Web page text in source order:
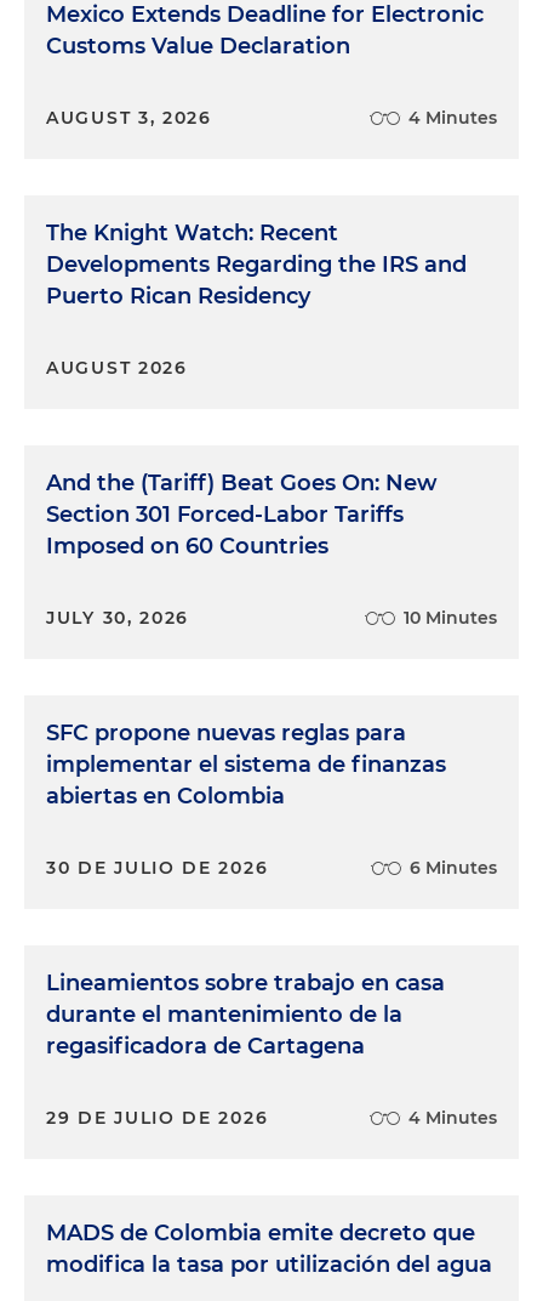
Mexico Extends Deadline for Electronic
Customs Value Declaration
AUGUST 3, 2026 4 Minutes
The Knight Watch: Recent
Developments Regarding the IRS and
Puerto Rican Residency
AUGUST 2026
And the (Tariff) Beat Goes On: New
Section 301 Forced-Labor Tariffs
Imposed on 60 Countries
JULY 30, 2026 10 Minutes
SFC propone nuevas reglas para
implementar el sistema de finanzas
abiertas en Colombia
30 DE JULIO DE 2026 6 Minutes
Lineamientos sobre trabajo en casa
durante el mantenimiento de la
regasificadora de Cartagena
29 DE JULIO DE 2026 4 Minutes
MADS de Colombia emite decreto que
modifica la tasa por utilización del agua